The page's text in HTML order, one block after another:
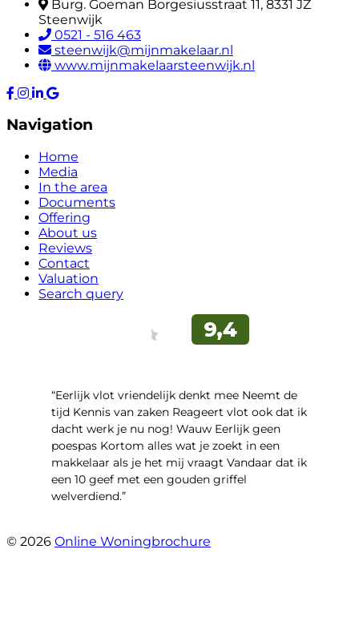
Burg. Goeman Borgesiusstraat 11, 8331 JZ
Steenwijk
0521 - 516 463
steenwijk@mijnmakelaar.nl
www.mijnmakelaarsteenwijk.nl
Navigation
Home
Media
In the area
Documents
Offering
About us
Reviews
Contact
Valuation
Search query
“Eerlijk vlot vriendelijk denkt mee Neemt de
tijd Kennis van zaken Reageert vlot ook dat ik
dacht werk je nu nog! Wauw Eerlijk geen
poespas Kortom alles wat je zoekt in een
makkelaar als je het mij vraagt Vandaar dat ik
een 10 geef met een gouden griffel
welverdiend.”
© 2026 Online Woningbrochure